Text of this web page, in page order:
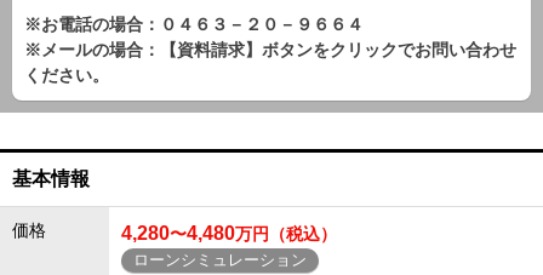
※お電話の場合：０４６３－２０－９６６４
※メールの場合：【資料請求】ボタンをクリックでお問い合わせ
ください。
基本情報
価格 4,280〜4,480万円（税込）
ローンシミュレーション